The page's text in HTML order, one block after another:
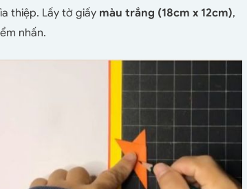
thiệp. Lấy tờ giấy màu trắng (18cm x 12cm),
nhấn.